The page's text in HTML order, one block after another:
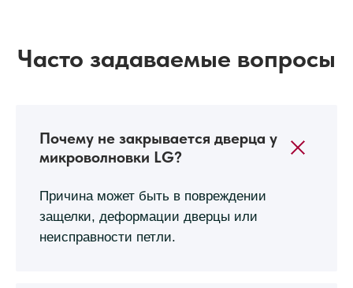
Часто задаваемые вопросы
Почему не закрывается дверца у
микроволновки LG?
Причина может быть в повреждении
защелки, деформации дверцы или
неисправности петли.